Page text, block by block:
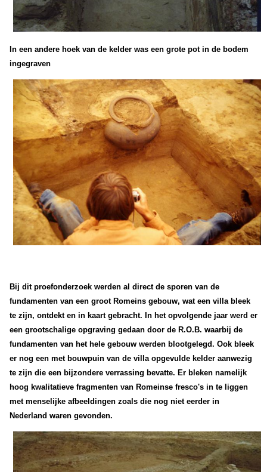
In een andere hoek van de kelder was een grote pot in de bodem
ingegraven
Bij dit proefonderzoek werden al direct de sporen van de
fundamenten van een groot Romeins gebouw, wat een villa bleek
te zijn, ontdekt en in kaart gebracht. In het opvolgende jaar werd er
een grootschalige opgraving gedaan door de R.O.B. waarbij de
fundamenten van het hele gebouw werden blootgelegd. Ook bleek
er nog een met bouwpuin van de villa opgevulde kelder aanwezig
te zijn die een bijzondere verrassing bevatte. Er bleken namelijk
hoog kwalitatieve fragmenten van Romeinse fresco's in te liggen
met menselijke afbeeldingen zoals die nog niet eerder in
Nederland waren gevonden.